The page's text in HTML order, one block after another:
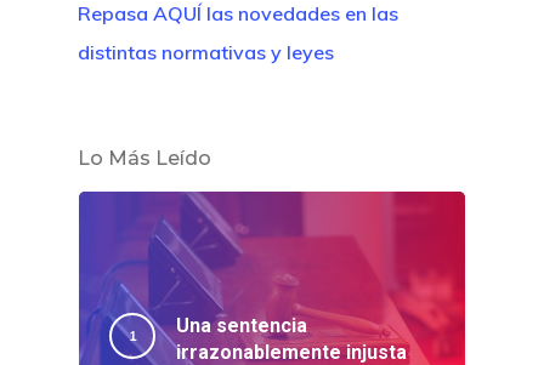
Repasa AQUÍ las novedades en las
distintas normativas y leyes
Lo Más Leído
Una sentencia
irrazonablemente injusta